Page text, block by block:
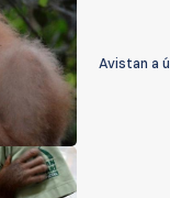
Avistan a